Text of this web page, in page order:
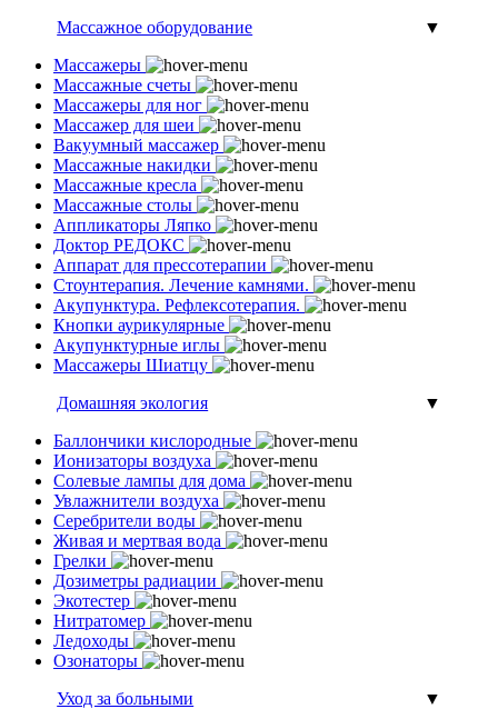
Массажное оборудование
▼
Массажеры
Массажные счеты
Массажеры для ног
Массажер для шеи
Вакуумный массажер
Массажные накидки
Массажные кресла
Массажные столы
Аппликаторы Ляпко
Доктор РЕДОКС
Аппарат для прессотерапии
Стоунтерапия. Лечение камнями.
Акупунктура. Рефлексотерапия.
Кнопки аурикулярные
Акупунктурные иглы
Массажеры Шиатцу
Домашняя экология
▼
Баллончики кислородные
Ионизаторы воздуха
Солевые лампы для дома
Увлажнители воздуха
Серебрители воды
Живая и мертвая вода
Грелки
Дозиметры радиации
Экотестер
Нитратомер
Ледоходы
Озонаторы
Уход за больными
▼